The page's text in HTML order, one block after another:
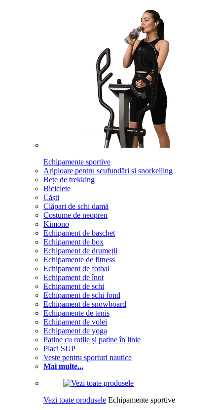
Echipamente sportive
Aripioare pentru scufundări și snorkelling
Bețe de trekking
Biciclete
Căști
Clăpari de schi damă
Costume de neopren
Kimono
Echipament de baschet
Echipament de box
Echipament de drumeții
Echipamente de fitness
Echipament de fotbal
Echipament de înot
Echipament de schi
Echipament de schi fond
Echipament de snowboard
Echipamente de tenis
Echipament de volei
Echipament de yoga
Patine cu rotile și patine în linie
Placi SUP
Veste pentru sporturi nautice
Mai multe...
Vezi toate produsele Echipamente sportive